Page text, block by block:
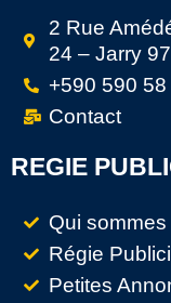
2 Rue
24 – Jarry
+590 590
Contact
REGIE
Qui
Régie
Petites